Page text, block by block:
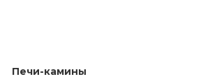
Печи-камины